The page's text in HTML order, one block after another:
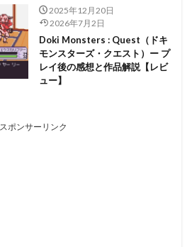
2025年12月20日
2026年7月2日
Doki Monsters : Quest（ドキ
モンスターズ・クエスト）ー プ
レイ後の感想と作品解説【レビ
ュー】
スポンサーリンク